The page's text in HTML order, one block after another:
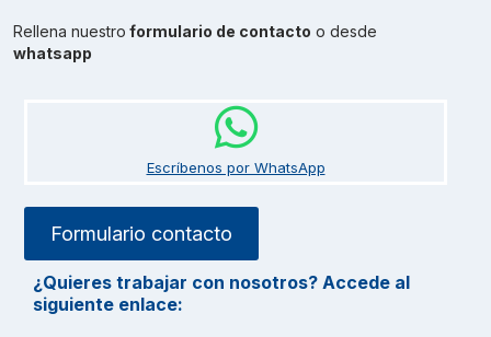
Rellena nuestro formulario de contacto o desde
whatsapp
Escríbenos por WhatsApp
Formulario contacto
¿Quieres trabajar con nosotros? Accede al
siguiente enlace: